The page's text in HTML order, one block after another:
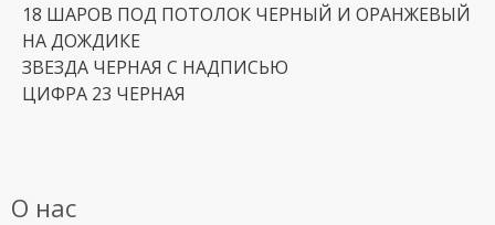
18 ШАРОВ ПОД ПОТОЛОК ЧЕРНЫЙ И ОРАНЖЕВЫЙ
НА ДОЖДИКЕ
ЗВЕЗДА ЧЕРНАЯ С НАДПИСЬЮ
ЦИФРА 23 ЧЕРНАЯ
О нас